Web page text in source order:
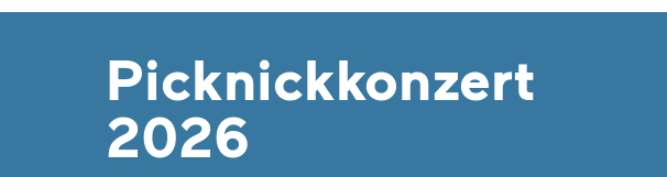
Picknickkonzert
2026